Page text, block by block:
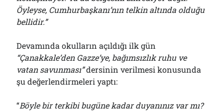
Öyleyse, Cumhurbaşkanı’nın telkin altında olduğu
bellidir.”
Devamında okulların açıldığı ilk gün
“Çanakkale’den Gazze’ye, bağımsızlık ruhu ve
vatan savunması”dersinin verilmesi konusunda
şu değerlendirmeleri yaptı:
“Böyle bir terkibi bugüne kadar duyanınız var mı?